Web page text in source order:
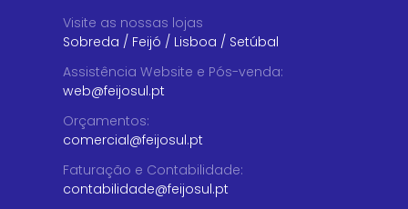
Visite as nossas lojas
Sobreda / Feijó / Lisboa / Setúbal
Assistência Website e Pós-venda:
web@feijosul.pt
Orçamentos:
comercial@feijosul.pt
Faturação e Contabilidade:
contabilidade@feijosul.pt